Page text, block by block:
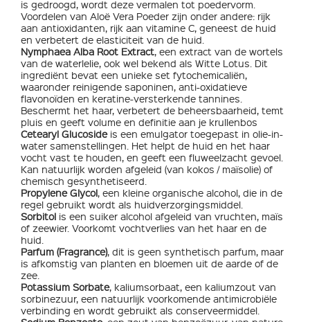
is gedroogd, wordt deze vermalen tot poedervorm.
Voordelen van Aloë Vera Poeder zijn onder andere: rijk
aan antioxidanten, rijk aan vitamine C, geneest de huid
en verbetert de elasticiteit van de huid.
Nymphaea Alba Root Extract, een extract van de wortels
van de waterlelie, ook wel bekend als Witte Lotus. Dit
ingrediënt bevat een unieke set fytochemicaliën,
waaronder reinigende saponinen, anti-oxidatieve
flavonoïden en keratine-versterkende tannines.
Beschermt het haar, verbetert de beheersbaarheid, temt
pluis en geeft volume en definitie aan je krullenbos
Cetearyl Glucosideis een emulgator toegepast in olie-in-
water samenstellingen. Het helpt de huid en het haar
vocht vast te houden, en geeft een fluweelzacht gevoel.
Kan natuurlijk worden afgeleid (van kokos / maïsolie) of
chemisch gesynthetiseerd.
Propylene Glycol, een kleine organische alcohol, die in de
regel gebruikt wordt als huidverzorgingsmiddel.
Sorbitol is een suiker alcohol afgeleid van vruchten, maïs
of zeewier. Voorkomt vochtverlies van het haar en de
huid.
Parfum (Fragrance), dit is geen synthetisch parfum, maar
is afkomstig van planten en bloemen uit de aarde of de
zee.
Potassium Sorbate, kaliumsorbaat, een kaliumzout van
sorbinezuur, een natuurlijk voorkomende antimicrobiële
verbinding en wordt gebruikt als conserveermiddel.